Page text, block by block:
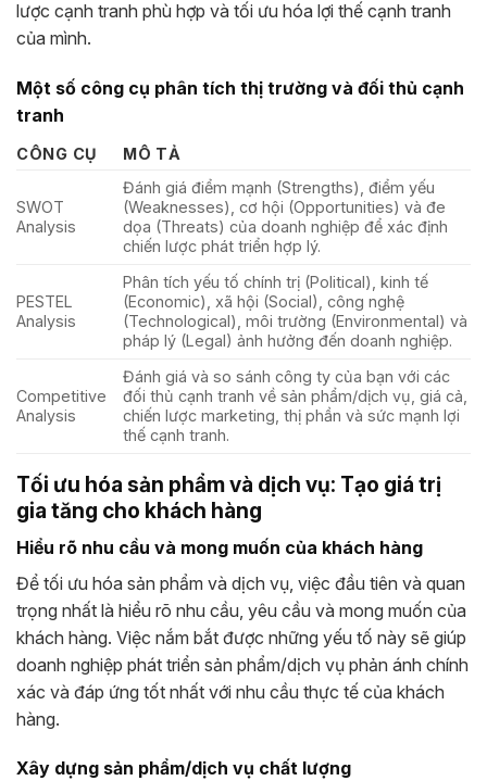
lược cạnh tranh phù hợp và tối ưu hóa lợi thế cạnh tranh
của mình.
Một số công cụ phân tích thị trường và đối thủ cạnh
tranh
CÔNG CỤ MÔ TẢ
SWOT
Analysis
Đánh giá điểm mạnh (Strengths), điểm yếu
(Weaknesses), cơ hội (Opportunities) và đe
dọa (Threats) của doanh nghiệp để xác định
chiến lược phát triển hợp lý.
PESTEL
Analysis
Phân tích yếu tố chính trị (Political), kinh tế
(Economic), xã hội (Social), công nghệ
(Technological), môi trường (Environmental) và
pháp lý (Legal) ảnh hưởng đến doanh nghiệp.
Competitive
Analysis
Đánh giá và so sánh công ty của bạn với các
đối thủ cạnh tranh về sản phẩm/dịch vụ, giá cả,
chiến lược marketing, thị phần và sức mạnh lợi
thế cạnh tranh.
Tối ưu hóa sản phẩm và dịch vụ: Tạo giá trị
gia tăng cho khách hàng
Hiểu rõ nhu cầu và mong muốn của khách hàng
Để tối ưu hóa sản phẩm và dịch vụ, việc đầu tiên và quan
trọng nhất là hiểu rõ nhu cầu, yêu cầu và mong muốn của
khách hàng. Việc nắm bắt được những yếu tố này sẽ giúp
doanh nghiệp phát triển sản phẩm/dịch vụ phản ánh chính
xác và đáp ứng tốt nhất với nhu cầu thực tế của khách
hàng.
Xây dựng sản phẩm/dịch vụ chất lượng